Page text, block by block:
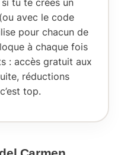
tu te crées un
avec le code
pour chacun de
à chaque fois
: accès gratuit aux
réductions
top.